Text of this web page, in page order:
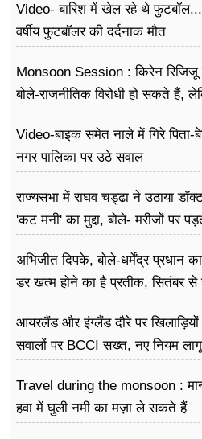
Video- बारिश में खेल रहे थे
वर्षीय फुटबॉलर की दर्दनाक मौत
Monsoon Session : किरेन रिजिजू
बोले-राजनीतिक विरोधी हो सकते हैं,
Video-बाइक समेत नाले में गिरे पिता-
नगर पालिका पर उठे सवाल
राज्यसभा में राघव चड्ढा ने उठाया
'कट मनी' का मुद्दा, बोले- मरीजों पर
अभिजीत दिपके, बोले-धर्मेंद्र प्रधान
डर खत्म होने का है प्रतीक, सितंबर से
आयरलैंड और इंग्लैंड दौरे पर
सवालों पर BCCI सख्त, नए नियम लागू
Travel during the monsoon :
हवा में घुली नमी का मज़ा ले सकते हैं